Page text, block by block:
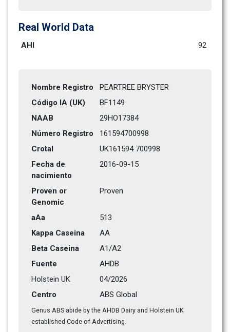
Real World Data
AHI 92
Nombre Registro
PEARTREE BRYSTER
Código IA (UK)
BF1149
NAAB
29HO17384
Número Registro
161594700998
Crotal
UK161594 700998
Fecha de
nacimiento
2016-09-15
Proven or
Genomic
Proven
aAa
513
Kappa Caseina
AA
Beta Caseina
A1/A2
Fuente
AHDB
Holstein UK
04/2026
Centro
ABS Global
Genus ABS abide by the AHDB Dairy and Holstein UK
established Code of Advertising.